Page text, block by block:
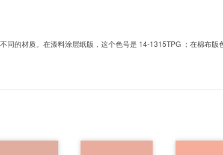
的材质。在漆料涂层纸版，这个色号是 14-1315TPG ；在棉布